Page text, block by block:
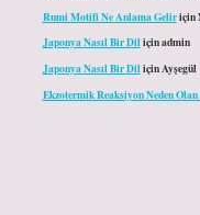
Rumi Motifi Ne Anlama Geliriçin
Japonya Nasıl Bir Diliçinadmin
Japonya Nasıl Bir DiliçinAyşegül
Ekzotermik Reaksiyon Neden Olan